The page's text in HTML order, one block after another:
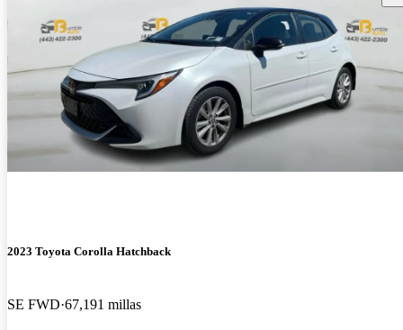
2023 Toyota Corolla Hatchback
SE FWD 67,191 millas